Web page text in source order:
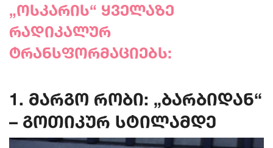
„ოსკარის“ ყველაზე
რადიკალურ
ტრანსფორმაციებს:
1. მარგო რობი: „ბარბიდან“
– გოთიკურ სტილამდე